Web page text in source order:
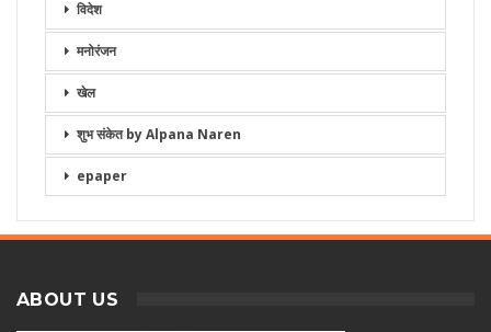
विदेश
मनोरंजन
खेल
शुभ संकेत by Alpana Naren
epaper
ABOUT US